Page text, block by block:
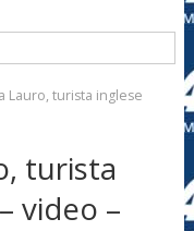
Lauro, turista inglese
turista
video –